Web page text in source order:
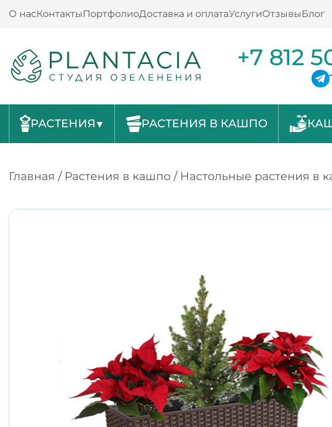
О насКонтакты ПортфолиоДоставка и оплатаУслугиОтзывы Блог
+7 812
РАСТЕНИЯ РАСТЕНИЯ В КАШПО
Главная / Растения в кашпо / Настольные растения в